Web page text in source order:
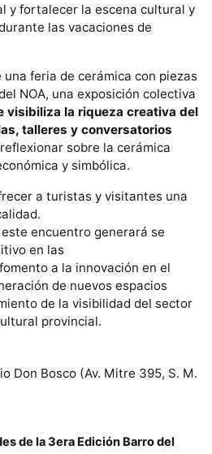
y fortalecer la escena cultural y
las vacaciones de
feria de cerámica con piezas
NOA, una exposición colectiva
visibiliza la riqueza creativa del
talleres y conversatorios
sobre la cerámica
y simbólica.
a turistas y visitantes una
encuentro generará se
en las
a la innovación en el
de nuevos espacios
de la visibilidad del sector
provincial.
Don Bosco (Av. Mitre 395, S. M.
de la 3era Edición Barro del